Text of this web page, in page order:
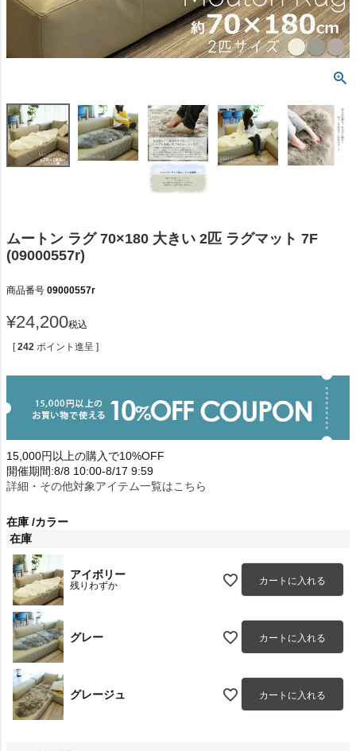
ムートン ラグ 70×180 大きい 2匹 ラグマット 7F
(09000557r)
商品番号 09000557r
¥24,200税込
[ 242 ポイント進呈 ]
15,000円以上の購入で10%OFF
開催期間:8/8 10:00-8/17 9:59
詳細・その他対象アイテム一覧はこちら
在庫 カラー
在庫
アイボリー
残りわずか カートに入れる
グレー カートに入れる
グレージュ カートに入れる